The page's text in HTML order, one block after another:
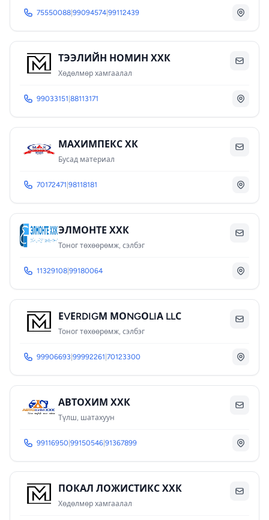
75550088 99094574 99112439
ТЭЭЛИЙН НОМИН ХХК
Хөдөлмөр хамгаалал
99033151 88113171
МАХИМПЕКС ХК
Бусад материал
70172471 98118181
ЭЛМОНТЕ ХХК
Тоног төхөөрөмж, сэлбэг
11329108 99180064
ЕVЕRDIGМ МОNGОLIА LLС
Тоног төхөөрөмж, сэлбэг
99906693 99992261 70123300
АВТОХИМ ХХК
Түлш, шатахуун
99116950 99150546 91367899
ПОКАЛ ЛОЖИСТИКС ХХК
Хөдөлмөр хамгаалал